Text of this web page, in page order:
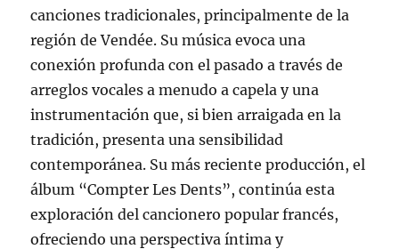
canciones tradicionales, principalmente de la
región de Vendée. Su música evoca una
conexión profunda con el pasado a través de
arreglos vocales a menudo a capela y una
instrumentación que, si bien arraigada en la
tradición, presenta una sensibilidad
contemporánea. Su más reciente producción, el
álbum “Compter Les Dents”, continúa esta
exploración del cancionero popular francés,
ofreciendo una perspectiva íntima y